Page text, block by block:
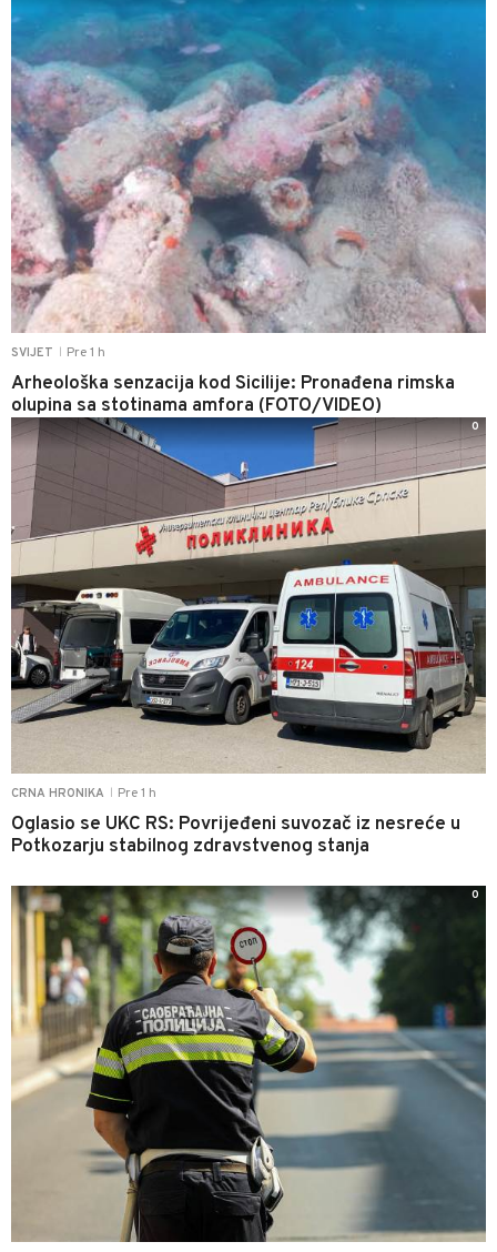
SVIJET Pre 1 h
Arheološka senzacija kod Sicilije: Pronađena rimska
olupina sa stotinama amfora (FOTO/VIDEO)
CRNA HRONIKA Pre 1 h
Oglasio se UKC RS: Povrijeđeni suvozač iz nesreće u
Potkozarju stabilnog zdravstvenog stanja
0
0